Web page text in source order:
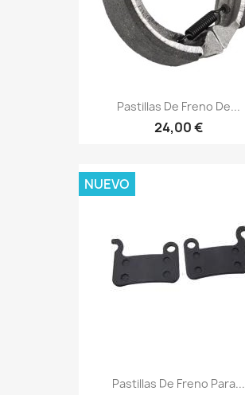
Pastillas De Freno De...
24,00 €
Pastillas De Freno Para...
NUEVO